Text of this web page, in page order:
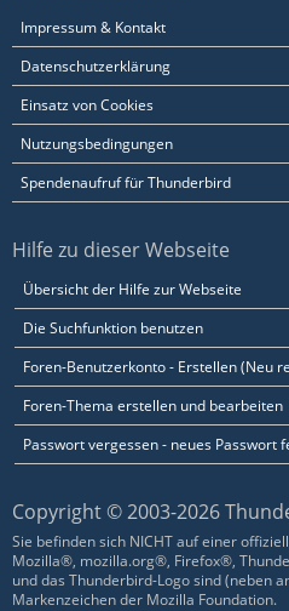
Impressum & Kontakt
Datenschutzerklärung
Einsatz von Cookies
Nutzungsbedingungen
Spendenaufruf für Thunderbird
Hilfe zu dieser Webseite
Übersicht der Hilfe zur Webseite
Die Suchfunktion benutzen
Foren-Benutzerkonto - Erstellen (Neu
Foren-Thema erstellen und bearbeiten
Passwort vergessen - neues Passwort
Copyright © 2003-2026
Sie befinden sich NICHT auf einer
Mozilla®, mozilla.org®, Firefox®,
und das Thunderbird-Logo sind (neben
Markenzeichen der Mozilla Foundation.